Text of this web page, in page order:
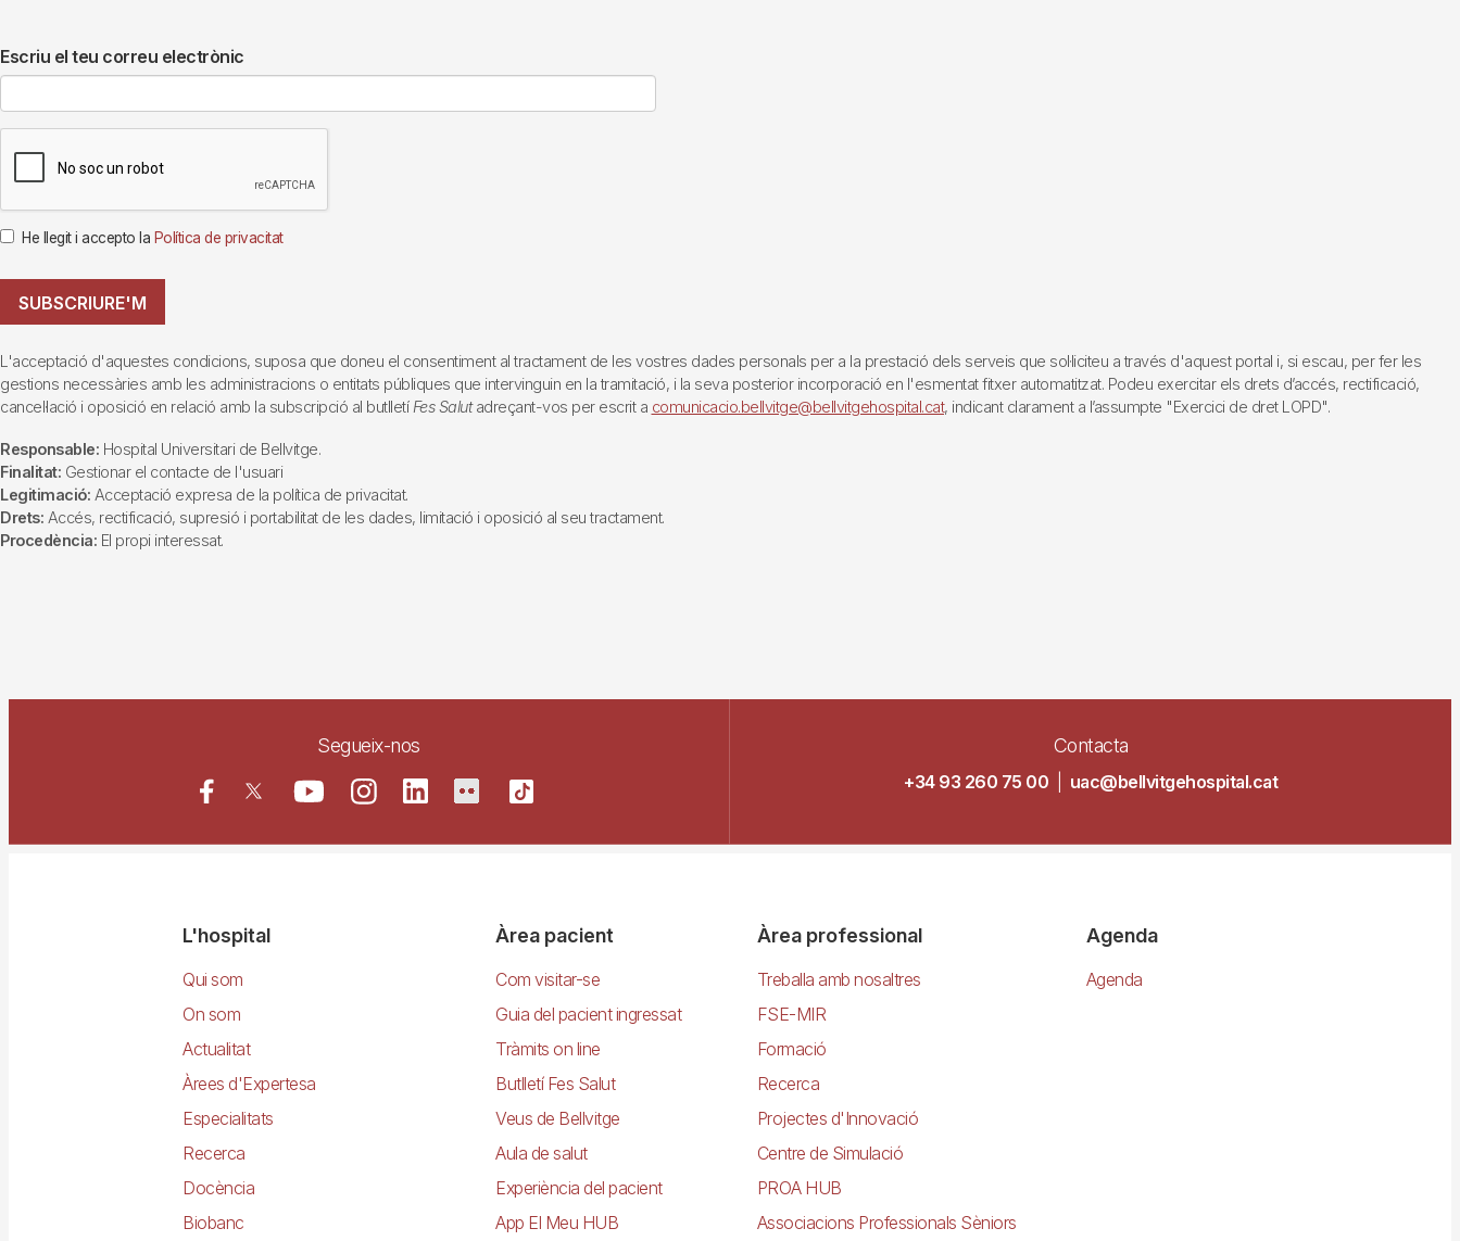
Escriu el teu correu electrònic
He llegit i accepto la Política de privacitat
SUBSCRIURE'M
L'acceptació d'aquestes condicions, suposa que doneu el consentiment al tractament de les vostres dades personals per a la prestació dels serveis que sol·liciteu a través d'aquest portal i, si escau, per fer les
gestions necessàries amb les administracions o entitats públiques que intervinguin en la tramitació, i la seva posterior incorporació en l'esmentat fitxer automatitzat. Podeu exercitar els drets d’accés, rectificació,
cancel·lació i oposició en relació amb la subscripció al butlletí Fes Salutadreçant-vos per escrit a comunicacio.bellvitge@bellvitgehospital.cat, indicant clarament a l’assumpte "Exercici de dret LOPD".
Responsable: Hospital Universitari de Bellvitge.
Finalitat: Gestionar el contacte de l'usuari
Legitimació: Acceptació expresa de la política de privacitat.
Drets: Accés, rectificació, supresió i portabilitat de les dades, limitació i oposició al seu tractament.
Procedència: El propi interessat.
Segueix-nos Contacta
+34 93 260 75 00 uac@bellvitgehospital.cat
NavegacióL'hospital
Qui som
On som
Actualitat
Àrees d'Expertesa
Especialitats
Recerca
Docència
Biobanc
Àrea pacient
Com visitar-se
Guia del pacient ingressat
Tràmits on line
Butlletí Fes Salut
Veus de Bellvitge
Aula de salut
Experiència del pacient
App El Meu HUB
Àrea professional
Treballa amb nosaltres
FSE-MIR
Formació
Recerca
Projectes d'Innovació
Centre de Simulació
PROA HUB
Associacions Professionals Sèniors
Agenda
Agenda